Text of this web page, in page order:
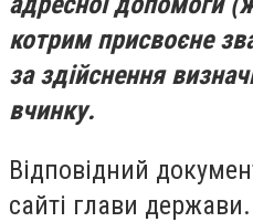
котрим присвоєне
за здійснення
вчинку.
Відповідний
сайті глави держави.